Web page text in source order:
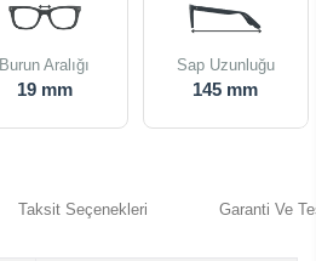
Burun Aralığı
19 mm
Sap Uzunluğu
145 mm
Taksit Seçenekleri Garanti Ve